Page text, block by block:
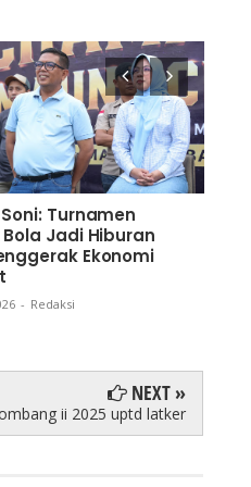
Turnamen
Jadi Hiburan
Ekonomi
- Redaksi
NEXT »
ii 2025 uptd latker